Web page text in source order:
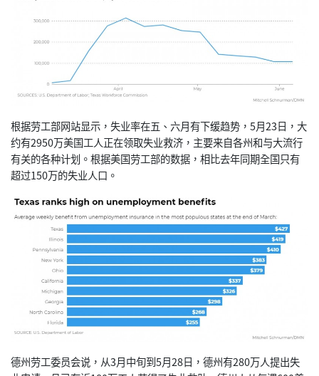
根据劳工部网站显示，失业率在五、六月有下缓趋势，5月23日，大
约有2950万美国工人正在领取失业救济，主要来自各州和与大流行
有关的各种计划。根据美国劳工部的数据，相比去年同期全国只有
超过150万的失业人口。
德州劳工委员会说，从3月中旬到5月28日，德州有280万人提出失